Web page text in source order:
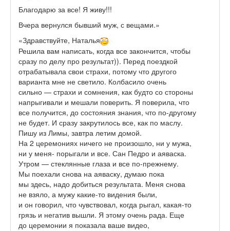
Благодарю за все! Я живу!!!
Вчера вернулся бывший муж, с вещами.»
«Здравствуйте, Наталья
Решила вам написать, когда все закончится, чтобы
сразу по делу про результат)). Перед поездкой
отрабатывала свои страхи, потому что другого
варианта мне не светило. Колбасило очень
сильно — страхи и сомнения, как будто со стороны
напрыгивали и мешали поверить. Я поверила, что
все получится, до состояния знания, что по-другому
не будет. И сразу закрутилось все, как по маслу.
Пишу из Лимы, завтра летим домой.
На 2 церемониях ничего не произошло, ни у мужа,
ни у меня- порыгали и все. Сан Педро и аяваска.
Утром — стеклянные глаза и все по-прежнему.
Мы поехали снова на аяваску, думаю пока
мы здесь, надо добиться результата. Меня снова
не взяло, а мужу какие-то видения были,
и он говорил, что чувствовал, когда рыгал, какая-то
грязь и негатив вышли. Я этому очень рада. Еще
до церемонии я показала ваше видео,